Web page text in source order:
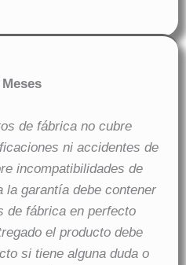
de fábrica no cubre
ni accidentes de
incompatibilidades de
la garantía debe contener
de fábrica en perfecto
el producto debe
si tiene alguna duda o